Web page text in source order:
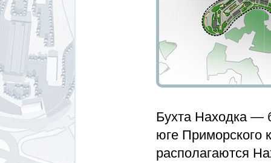
Бухта Находка —
юге Приморского
располагаются